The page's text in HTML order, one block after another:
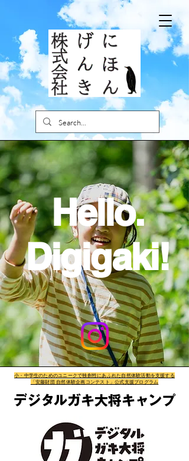
Hello.
Digigaki!
小・中学生のためのユニークで独創性にあふれた自然体験活動を支援する
「安藤財団 自然体験企画コンテスト」公式支援プログラム
​デジタルガキ大将キャンプ